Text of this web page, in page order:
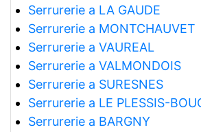
Serrurerie a LA GAUDE
Serrurerie a MONTCHAUVET
Serrurerie a VAUREAL
Serrurerie a VALMONDOIS
Serrurerie a SURESNES
Serrurerie a LE PLESSIS-
Serrurerie a BARGNY